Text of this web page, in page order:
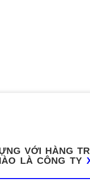
VỚI HÀNG
LÀ CÔNG TY